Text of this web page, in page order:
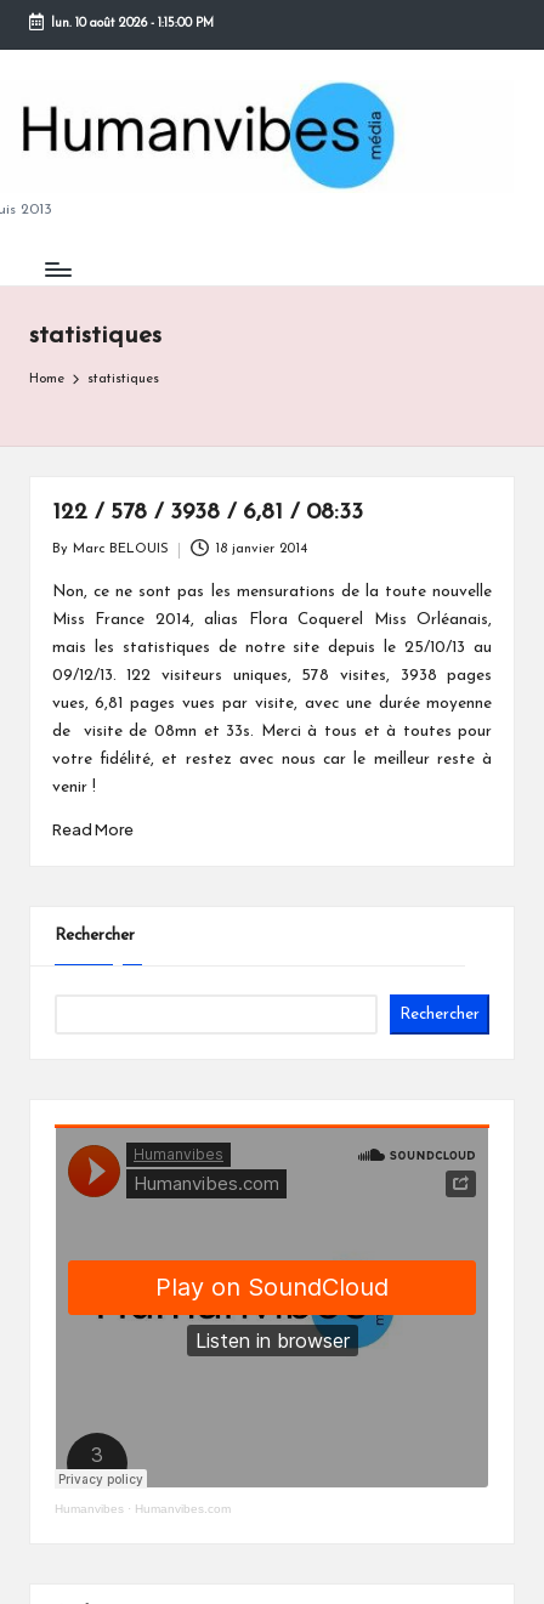
Skip
content
lun. 10 août 2026- 1:15:01 PM
2013
statistiques
Home statistiques
122 / 578 / 3938 / 6,81 / 08:33
by
By Marc BELOUIS 18 janvier 2014
Non, ce ne sont pas les mensurations de la toute nouvelle
Miss France 2014, alias Flora Coquerel Miss Orléanais,
mais les statistiques de notre site depuis le 25/10/13 au
09/12/13. 122 visiteurs uniques, 578 visites, 3938 pages
vues, 6,81 pages vues par visite, avec une durée moyenne
de visite de 08mn et 33s. Merci à tous et à toutes pour
votre fidélité, et restez avec nous car le meilleur reste à
venir !
Read More
Rechercher
Rechercher
Humanvibes · Humanvibes.com